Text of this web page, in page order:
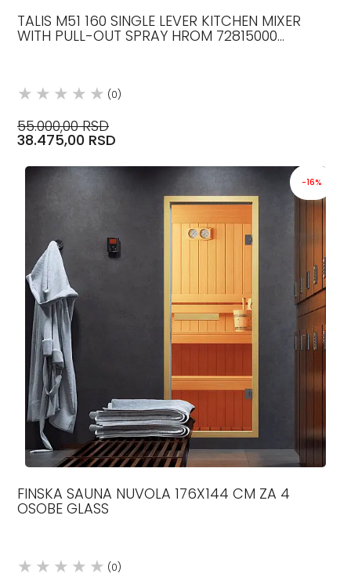
TALIS M51 160 SINGLE LEVER KITCHEN MIXER
WITH PULL-OUT SPRAY HROM 72815000
(0)
55.000,00 RSD
38.475,00 RSD
-16%
FINSKA SAUNA NUVOLA 176X144 CM ZA 4
OSOBE GLASS
(0)